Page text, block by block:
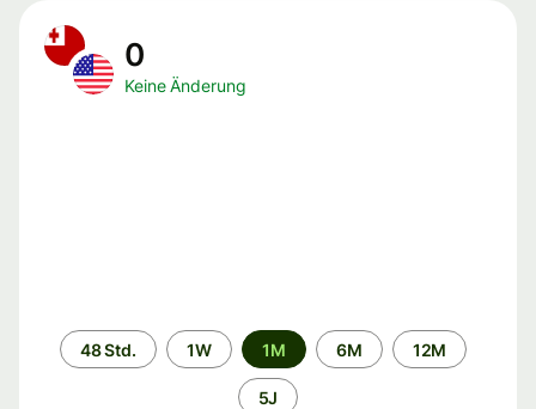
0
Keine Änderung
Zeitraum
48 Std. 1W 1M 6M 12M
5J